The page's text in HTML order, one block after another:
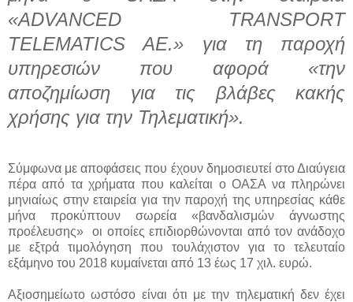
«ADVANCED TRANSPORT
TELEMATICS AE.» για τη παροχή
υπηρεσιών που αφορά «την
αποζημίωση για τις βλάβες κακής
χρήσης για την Τηλεματική».
Σύμφωνα με αποφάσεις που έχουν δημοσιευτεί στο Διαύγεια
πέρα από τα χρήματα που καλείται ο ΟΑΣΑ να πληρώνει
μηνιαίως στην εταιρεία για την παροχή της υπηρεσίας κάθε
μήνα προκύπτουν σωρεία «βανδαλισμών άγνωστης
προέλευσης» οι οποίες επιδιορθώνονται από τον ανάδοχο
με εξτρά τιμολόγηση που τουλάχιστον για το τελευταίο
εξάμηνο του 2018 κυμαίνεται από 13 έως 17 χιλ. ευρώ.
Αξιοσημείωτο ωστόσο είναι ότι με την τηλεματική δεν έχει